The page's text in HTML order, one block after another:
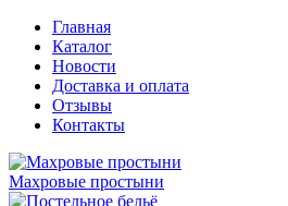
Главная
Каталог
Новости
Доставка и оплата
Отзывы
Контакты
Махровые простыни